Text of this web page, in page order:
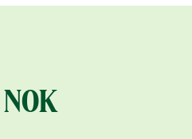
samt